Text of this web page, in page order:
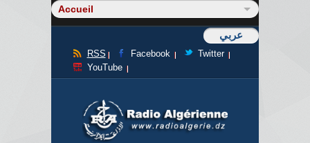
عربي
RSS Facebook
Twitter
YouTube